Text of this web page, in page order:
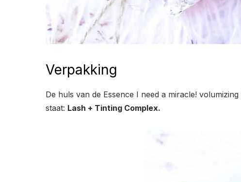
Verpakking
De huls van de Essence I need a miracle!
staat: Lash + Tinting Complex.